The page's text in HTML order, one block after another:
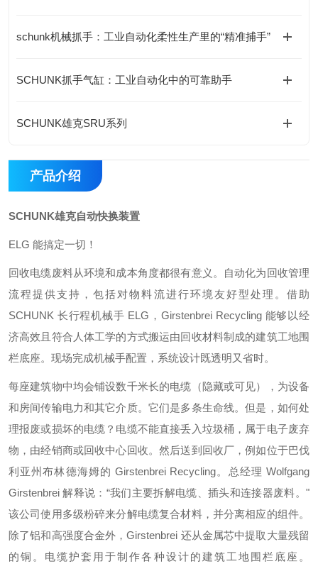
schunk机械抓手：工业自动化柔性生产里的“精准捕手”
SCHUNK抓手气缸：工业自动化中的可靠助手
SCHUNK雄克SRU系列
产品介绍
SCHUNK雄克自动快换装置
ELG 能搞定一切！
回收电缆废料从环境和成本角度都很有意义。自动化为回收管理
流程提供支持，包括对物料流进行环境友好型处理。借助
SCHUNK 长行程机械手 ELG，Girstenbrei Recycling 能够以经
济高效且符合人体工学的方式搬运由回收材料制成的建筑工地围
栏底座。现场完成机械手配置，系统设计既透明又省时。
每座建筑物中均会铺设数千米长的电缆（隐藏或可见），为设备
和房间传输电力和其它介质。它们是多条生命线。但是，如何处
理报废或损坏的电缆？电缆不能直接丢入垃圾桶，属于电子废弃
物，由经销商或回收中心回收。然后送到回收厂，例如位于巴伐
利亚州布林德海姆的 Girstenbrei Recycling。总经理 Wolfgang
Girstenbrei 解释说：“我们主要拆解电缆、插头和连接器废料。"
该公司使用多级粉碎来分解电缆复合材料，并分离相应的组件。
除了铝和高强度合金外，Girstenbrei 还从金属芯中提取大量残留
的铜。电缆护套用于制作各种设计的建筑工地围栏底座。